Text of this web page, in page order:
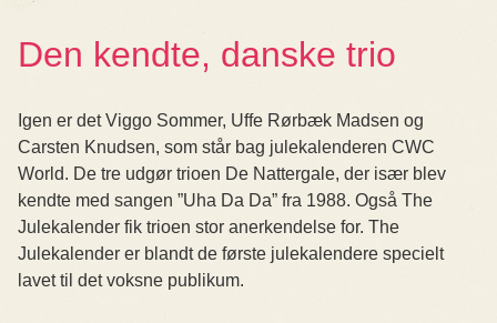
Den kendte, danske trio
Igen er det Viggo Sommer, Uffe Rørbæk Madsen og
Carsten Knudsen, som står bag julekalenderen CWC
World. De tre udgør trioen De Nattergale, der især blev
kendte med sangen ”Uha Da Da” fra 1988. Også The
Julekalender fik trioen stor anerkendelse for. The
Julekalender er blandt de første julekalendere specielt
lavet til det voksne publikum.